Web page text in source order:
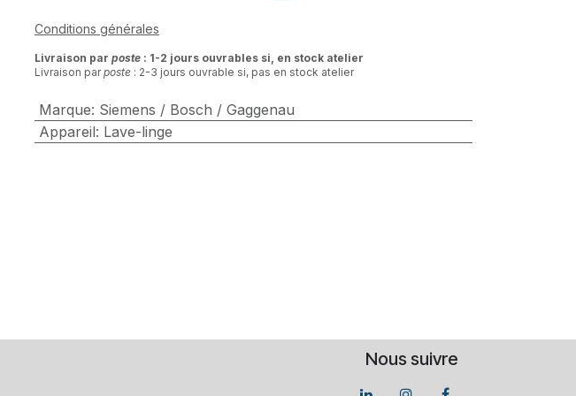
Conditions générales
Livraison par poste : 1-2 jours ouvrables si, en stock atelier
Livraison parposte : 2-3 jours ouvrable si, pas en stock atelier
Marque: Siemens / Bosch / Gaggenau
Appareil: Lave-linge
Nous suivre